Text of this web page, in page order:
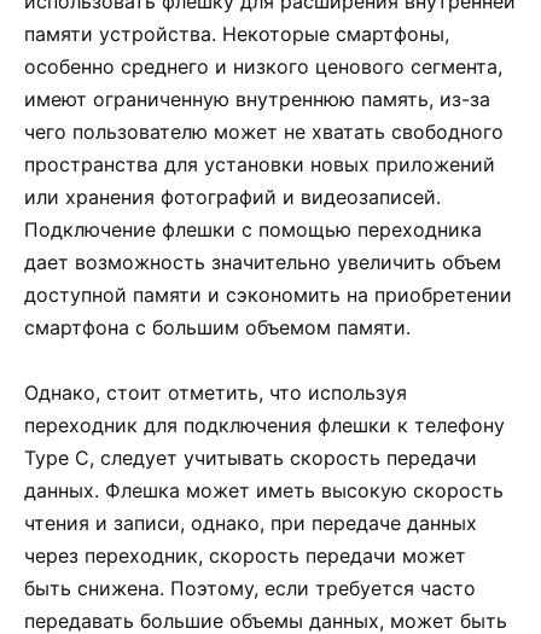
памяти устройства. Некоторые смартфоны,
особенно среднего и низкого ценового сегмента,
имеют ограниченную внутреннюю память, из-за
чего пользователю может не хватать свободного
пространства для установки новых приложений
или хранения фотографий и видеозаписей.
Подключение флешки с помощью переходника
дает возможность значительно увеличить объем
доступной памяти и сэкономить на приобретении
смартфона с большим объемом памяти.
Однако, стоит отметить, что используя
переходник для подключения флешки к телефону
Type C, следует учитывать скорость передачи
данных. Флешка может иметь высокую скорость
чтения и записи, однако, при передаче данных
через переходник, скорость передачи может
быть снижена. Поэтому, если требуется часто
передавать большие объемы данных, может быть